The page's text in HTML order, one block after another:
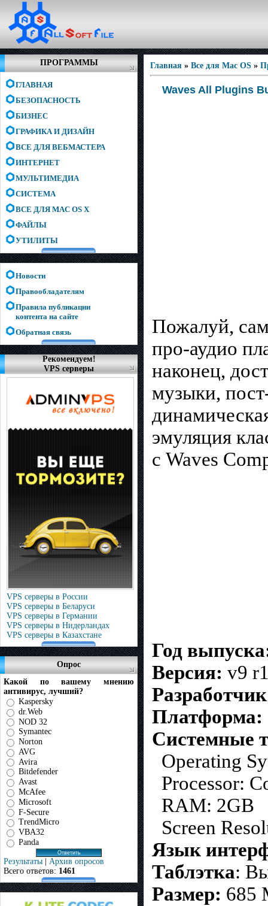
ПРОГРАММЫ
ГЛАВНАЯ
БЕЗОПАСНОСТЬ
БИЗНЕС
ГРАФИКА И ДИЗАЙН
ВСЕ ДЛЯ ВЕБМАСТЕРА
ИНТЕРНЕТ
МУЛЬТИМЕДИА
СИСТЕМА
ВСЕ ДЛЯ MAC OS X
ФАЙЛЫ
УТИЛИТЫ
Новости
Правообладателям
Правила публикации
контента на сайте
Обратная связь
Рекомендуем!
VPS серверы
VPS серверы в России
VPS серверы в Беларуси
VPS серверы в Германии
VPS серверы в Нидерландах
VPS серверы в Казахстане
Опрос
Какой по вашему мнению
антивирус, лучший?
Kaspersky
dr.Web
NOD 32
Symantec
Norton
AVG
Avira
Bitdefender
Avast
McAfee
Microsoft
F-Secure
TrendMicro
VBA32
Panda
Результаты | Архив опросов
Всего ответов: 1461
Главная » Все для Mac OS »
Waves All Plugins
Пожалуй,
про-аудио
наконец,
музыки,
эмуляция
с Waves
Год
Версия: v9
Платформа:
Системные
Operating
Processor:
RAM: 2GB
Screen
Язык
Таблэтка:
Размер: 685